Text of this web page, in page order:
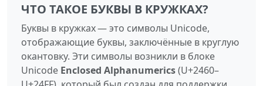
ЧТО ТАКОЕ БУКВЫ В КРУЖКАХ?
Буквы в кружках — это символы Unicode,
отображающие буквы, заключённые в круглую
окантовку. Эти символы возникли в блоке
Unicode Enclosed Alphanumerics(U+2460–